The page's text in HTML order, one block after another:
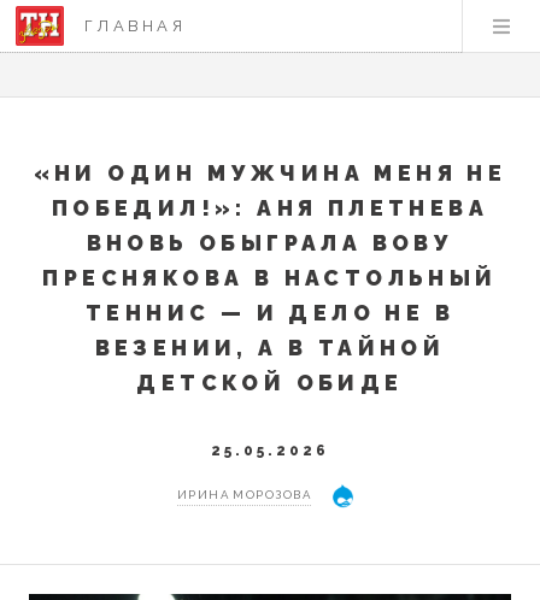
ГЛАВНАЯ
«НИ ОДИН МУЖЧИНА МЕНЯ НЕ
ПОБЕДИЛ!»: АНЯ ПЛЕТНЕВА
ВНОВЬ ОБЫГРАЛА ВОВУ
ПРЕСНЯКОВА В НАСТОЛЬНЫЙ
ТЕННИС — И ДЕЛО НЕ В
ВЕЗЕНИИ, А В ТАЙНОЙ
ДЕТСКОЙ ОБИДЕ
25.05.2026
ИРИНА МОРОЗОВА